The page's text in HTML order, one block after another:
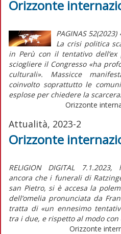
Orizzonte
PAGINAS
La crisi politica
in Perù con il tentativo
sciogliere il Congresso «ha
culturali». Massicce
coinvolto soprattutto le
esplose per chiedere la
Orizzonte
Attualità, 2023-2
Orizzonte
RELIGION DIGITAL
ancora che i funerali di
san Pietro, si è accesa la
dell’omelia pronunciata da
tratta di «un ennesimo
tra i due, e rispetto al modo con
Orizzonte